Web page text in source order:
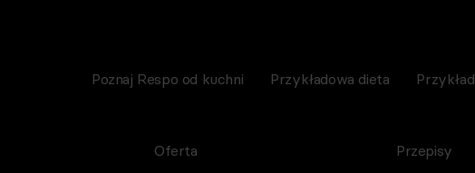
Poznaj Respo od kuchni Przykładowa dieta
Oferta Przepisy